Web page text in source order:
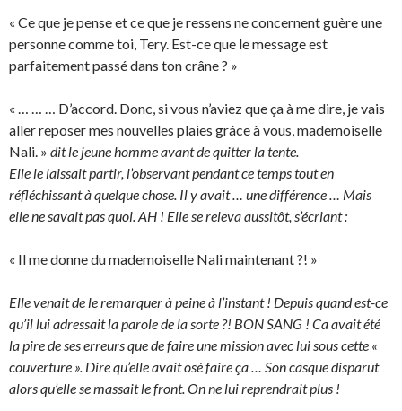
« Ce que je pense et ce que je ressens ne concernent guère une
personne comme toi, Tery. Est-ce que le message est
parfaitement passé dans ton crâne ? »
« … … … D’accord. Donc, si vous n’aviez que ça à me dire, je vais
aller reposer mes nouvelles plaies grâce à vous, mademoiselle
Nali. » dit le jeune homme avant de quitter la tente.
Elle le laissait partir, l’observant pendant ce temps tout en
réfléchissant à quelque chose. Il y avait … une différence … Mais
elle ne savait pas quoi. AH ! Elle se releva aussitôt, s’écriant :
« Il me donne du mademoiselle Nali maintenant ?! »
Elle venait de le remarquer à peine à l’instant ! Depuis quand est-ce
qu’il lui adressait la parole de la sorte ?! BON SANG ! Ca avait été
la pire de ses erreurs que de faire une mission avec lui sous cette «
couverture ». Dire qu’elle avait osé faire ça … Son casque disparut
alors qu’elle se massait le front. On ne lui reprendrait plus !